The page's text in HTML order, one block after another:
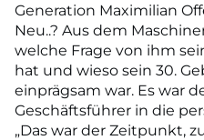
Generation Maximilian
Neu..? Aus dem
welche Frage von ihm
hat und wieso sein 30.
einprägsam war. Es war
Geschäftsführer in die
„Das war der Zeitpunkt,